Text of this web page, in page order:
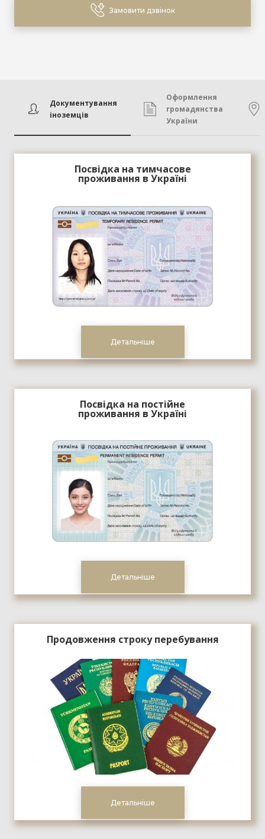
Замовити дзвінок
Документування
іноземців
Оформлення
громадянства
України
Посвідка на тимчасове
проживання в Україні
Детальніше
Посвідка на постійне
проживання в Україні
Детальніше
Продовження строку перебування
Детальніше